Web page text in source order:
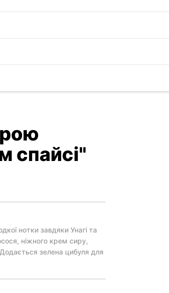
спайсі"
нотки завдяки Унагі та
ніжного крем сиру,
Додається зелена цибуля для